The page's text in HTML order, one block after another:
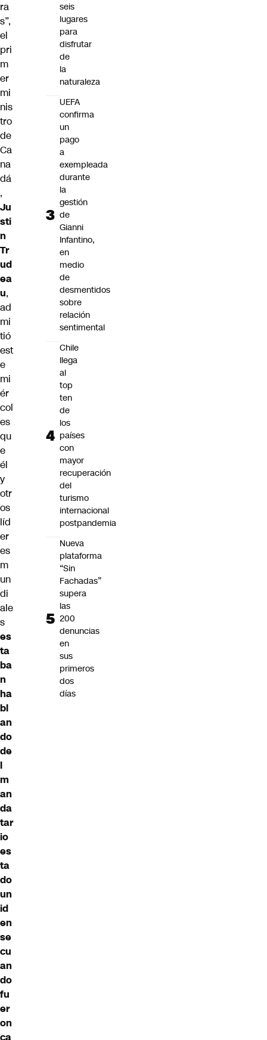
ra
s”,
el
pri
m
er
mi
nis
tro
de
Ca
na
dá
,
Ju
sti
n
Tr
ud
ea
u,
ad
mi
tió
est
e
mi
ér
col
es
qu
e
él
y
otr
os
líd
er
es
m
un
di
ale
s
es
ta
ba
n
ha
bl
an
do
de
l
m
an
da
tar
io
es
ta
do
un
id
en
se
cu
an
do
fu
er
on
ca
seis
lugares
para
disfrutar
de
la
naturaleza
UEFA
confirma
un
pago
a
exempleada
durante
la
gestión
de
Gianni
Infantino,
en
medio
de
desmentidos
sobre
relación
sentimental
Chile
llega
al
top
ten
de
los
países
con
mayor
recuperación
del
turismo
internacional
postpandemia
Nueva
plataforma
“Sin
Fachadas”
supera
las
200
denuncias
en
sus
primeros
dos
días